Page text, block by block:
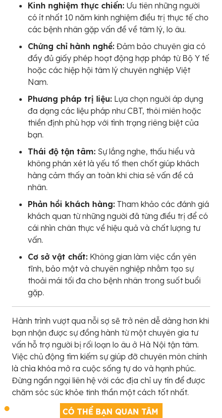
Kinh nghiệm thực chiến: Ưu tiên những người
có ít nhất 10 năm kinh nghiệm điều trị thực tế cho
các bệnh nhân gặp vấn đề về tâm lý, lo âu.
Chứng chỉ hành nghề: Đảm bảo chuyên gia có
đầy đủ giấy phép hoạt động hợp pháp từ Bộ Y tế
hoặc các hiệp hội tâm lý chuyên nghiệp Việt
Nam.
Phương pháp trị liệu: Lựa chọn người áp dụng
đa dạng các liệu pháp như CBT, thôi miên hoặc
thiền định phù hợp với tình trạng riêng biệt của
bạn.
Thái độ tận tâm: Sự lắng nghe, thấu hiểu và
không phán xét là yếu tố then chốt giúp khách
hàng cảm thấy an toàn khi chia sẻ vấn đề cá
nhân.
Phản hồi khách hàng: Tham khảo các đánh giá
khách quan từ những người đã từng điều trị để có
cái nhìn chân thực về hiệu quả và chất lượng tư
vấn.
Cơ sở vật chất: Không gian làm việc cần yên
tĩnh, bảo mật và chuyên nghiệp nhằm tạo sự
thoải mái tối đa cho bệnh nhân trong suốt buổi
gặp.
Hành trình vượt qua nỗi sợ sẽ trở nên dễ dàng hơn khi
bạn nhận được sự đồng hành từ một chuyên gia tư
vấn hỗ trợ người bị rối loạn lo âu ở Hà Nội tận tâm.
Việc chủ động tìm kiếm sự giúp đỡ chuyên môn chính
là chìa khóa mở ra cuộc sống tự do và hạnh phúc.
Đừng ngần ngại liên hệ với các địa chỉ uy tín để được
chăm sóc sức khỏe tinh thần một cách tốt nhất.
CÓ THỂ BẠN QUAN TÂM